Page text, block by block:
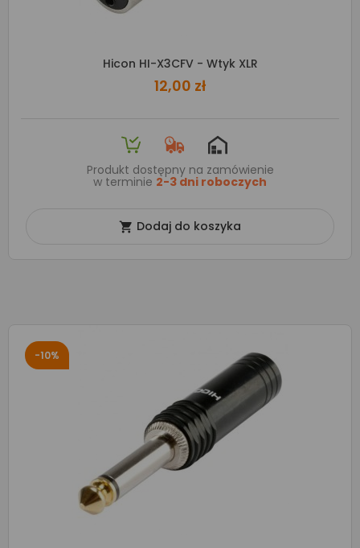
Hicon HI-X3CFV - Wtyk XLR
12,00 zł
Produkt dostępny na zamówienie
w terminie 2-3 dni roboczych
 Dodaj do koszyka
-10%